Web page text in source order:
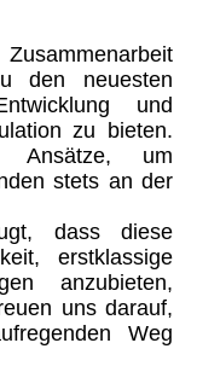
den neuesten
und
zu bieten.
Ansätze, um
stets an der
dass diese
erstklassige
anzubieten,
uns darauf,
Weg